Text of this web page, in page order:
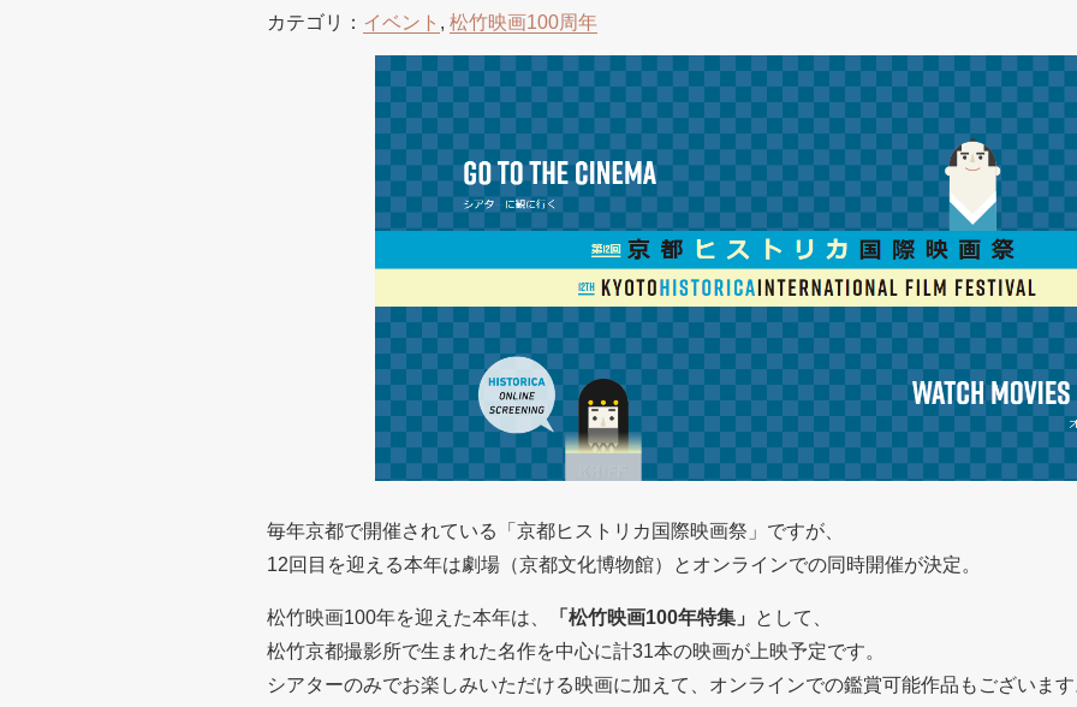
カテゴリ： イベント , 松竹映画100周年
毎年京都で開催されている「京都ヒストリカ国際映画祭」ですが、
12回目を迎える本年は劇場（京都文化博物館）とオンラインでの同時開催が決定。
松竹映画100年を迎えた本年は、 「松竹映画100年特集」
として、
松竹京都撮影所で生まれた名作を中心に計31本の映画が上映予定です。
シアターのみでお楽しみいただける映画に加えて、オンラインでの鑑賞可能作品もございま